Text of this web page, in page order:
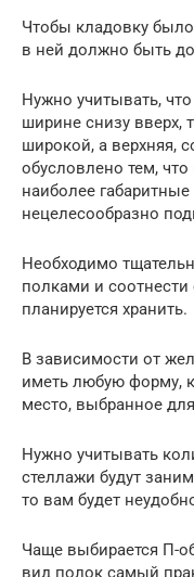
Чтобы кладовку
в ней должно быть
Нужно учитывать,
ширине снизу вверх,
широкой, а верхняя,
обусловлено тем, что
наиболее
нецелесообразно
Необходимо
полками и
планируется хранить.
В зависимости от
иметь любую форму,
место, выбранное
Нужно учитывать
стеллажи будут
то вам будет
Чаще выбирается П-
вид полок самый